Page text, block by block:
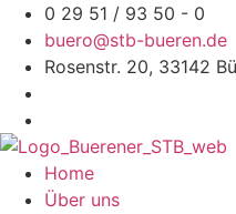
Zum
Inhalt
springen
0 29 51 / 93 50 - 0
buero@stb-bueren.de
Rosenstr. 20, 33142
Home
Über uns